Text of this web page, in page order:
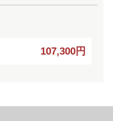
107,300円